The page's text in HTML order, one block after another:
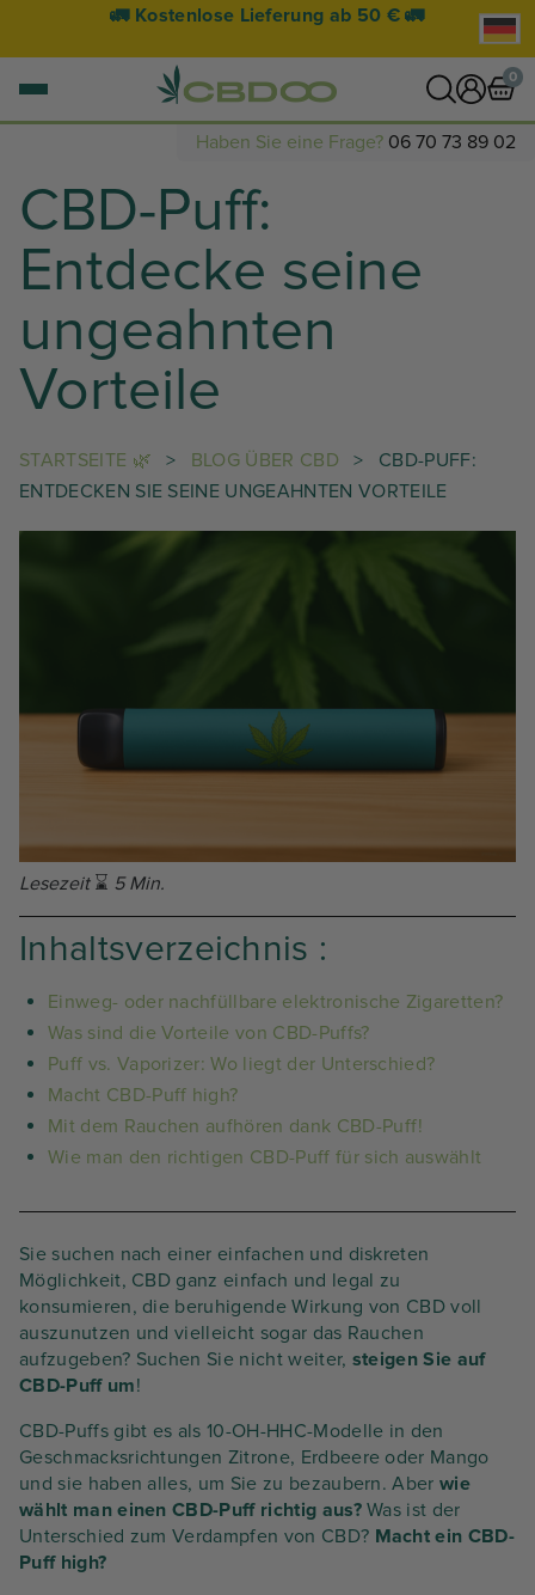
🚛 Kostenlose Lieferung ab 50 € 🚛
0
0 Artikel
Ihr Warenkorb ist leer.
Haben Sie eine Frage? 06 70 73 89 02
CBD-Puff:
Entdecke seine
ungeahnten
Vorteile
STARTSEITE 🌿 > BLOG ÜBER CBD >
CBD-PUFF:
ENTDECKEN SIE SEINE UNGEAHNTEN VORTEILE
Lesezeit ⌛ 5 Min.
Inhaltsverzeichnis :
Einweg- oder nachfüllbare elektronische Zigaretten?
Was sind die Vorteile von CBD-Puffs?
Puff vs. Vaporizer: Wo liegt der Unterschied?
Macht CBD-Puff high?
Mit dem Rauchen aufhören dank CBD-Puff!
Wie man den richtigen CBD-Puff für sich auswählt
Sie suchen nach einer einfachen und diskreten
Möglichkeit, CBD ganz einfach und legal zu
konsumieren, die beruhigende Wirkung von CBD voll
auszunutzen und vielleicht sogar das Rauchen
aufzugeben? Suchen Sie nicht weiter, steigen Sie auf
CBD-Puff um!
CBD-Puffs gibt es als 10-OH-HHC-Modelle in den
Geschmacksrichtungen Zitrone, Erdbeere oder Mango
und sie haben alles, um Sie zu bezaubern. Aberwie
wählt man einen CBD-Puff richtig aus?Was ist der
Unterschied zum Verdampfen von CBD? Macht ein CBD-
Puff high?